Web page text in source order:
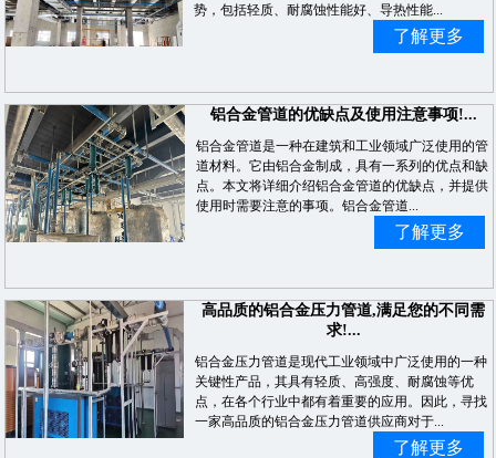
势，包括轻质、耐腐蚀性能好、导热性能...
了解更多
铝合金管道的优缺点及使用注意事项!...
铝合金管道是一种在建筑和工业领域广泛使用的管
道材料。它由铝合金制成，具有一系列的优点和缺
点。本文将详细介绍铝合金管道的优缺点，并提供
使用时需要注意的事项。铝合金管道...
了解更多
高品质的铝合金压力管道,满足您的不同需
求!...
铝合金压力管道是现代工业领域中广泛使用的一种
关键性产品，其具有轻质、高强度、耐腐蚀等优
点，在各个行业中都有着重要的应用。因此，寻找
一家高品质的铝合金压力管道供应商对于...
了解更多